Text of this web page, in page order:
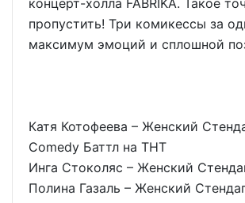
концерт-холла FABRIKA. Такое
пропустить! Три комикессы за
максимум эмоций и сплошной
Катя Котофеева – Женский
Comedy Баттл на ТНТ
Инга Стоколяс – Женский
Полина Газаль – Женский